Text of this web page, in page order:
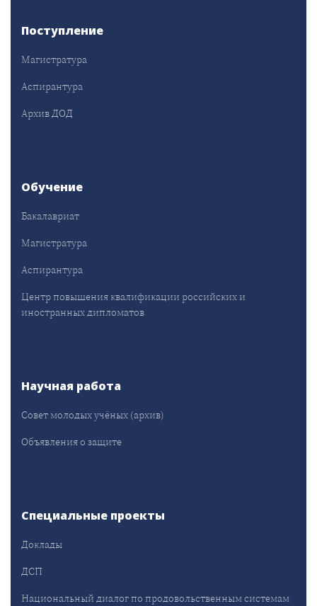
Поступление
Магистратура
Аспирантура
Архив ДОД
Обучение
Бакалавриат
Магистратура
Аспирантура
Центр повышения квалификации российских и
иностранных дипломатов
Научная работа
Совет молодых учёных (архив)
Объявления о защите
Специальные проекты
Доклады
ДСП
Национальный диалог по продовольственным системам